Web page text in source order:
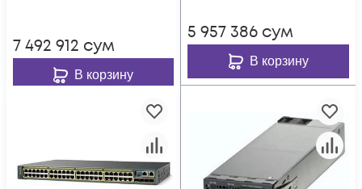
7 492 912 сум
В корзину
5 957 386 сум
В корзину